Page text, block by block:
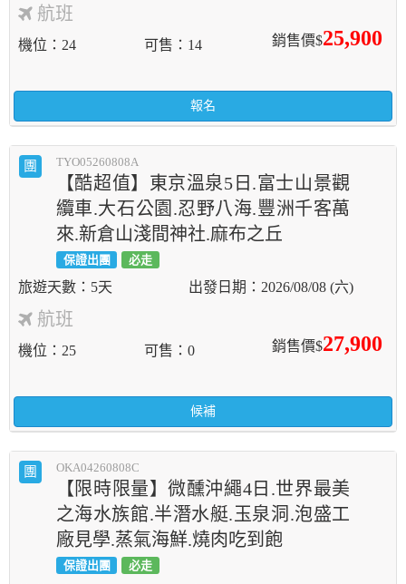
航班
銷售價$25,900
機位 24 可售 14
報名
團 TYO05260808A
【酷超值】東京溫泉5日.富士山景觀
纜車.大石公園.忍野八海.豐洲千客萬
來.新倉山淺間神社.麻布之丘
保證出團 必走
5天 2026/08/08 (六)
航班
銷售價$27,900
機位 25 可售 0
候補
團 OKA04260808C
【限時限量】微醺沖繩4日.世界最美
之海水族館.半潛水艇.玉泉洞.泡盛工
廠見學.蒸氣海鮮.燒肉吃到飽
保證出團 必走